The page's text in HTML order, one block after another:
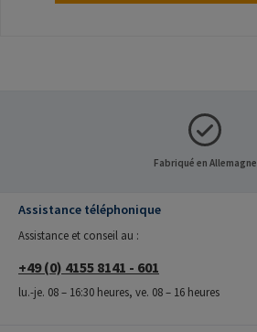
Fabriqué en Allemagne
Assistance téléphonique
Assistance et conseil au :
+49 (0) 4155 8141 - 601
lu.-je. 08 – 16:30 heures, ve. 08 – 16 heures